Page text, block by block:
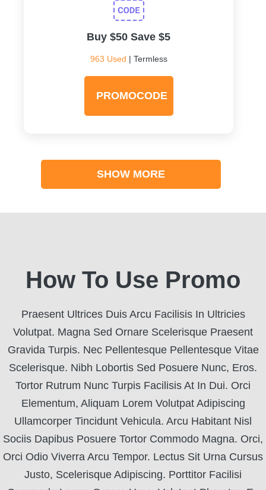
Buy $50 Save $5
963 Used | Termless
PROMOCODE
SHOW MORE
How To Use Promo
Praesent Ultrices Duis Arcu Facilisis In Ultricies
Volutpat. Magna Sed Ornare Scelerisque Praesent
Gravida Turpis. Nec Pellentesque Pellentesque Vitae
Scelerisque. Nibh Lobortis Sed Posuere Nunc, Eros.
Tortor Rutrum Nunc Turpis Facilisis At In Dui. Orci
Elementum, Aliquam Lorem Volutpat Adipiscing
Ullamcorper Tincidunt Vehicula. Arcu Habitant Nisl
Sociis Dapibus Posuere Tortor Commodo Magna. Orci,
Orci Odio Viverra Arcu Tempor. Lectus Sit Urna Cursus
Justo, Scelerisque Adipiscing. Porttitor Facilisi